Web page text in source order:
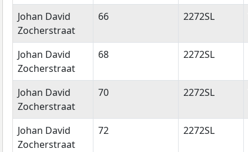
Johan David
Zocherstraat
66 2272SL
Johan David
Zocherstraat
68 2272SL
Johan David
Zocherstraat
70 2272SL
Johan David
Zocherstraat
72 2272SL